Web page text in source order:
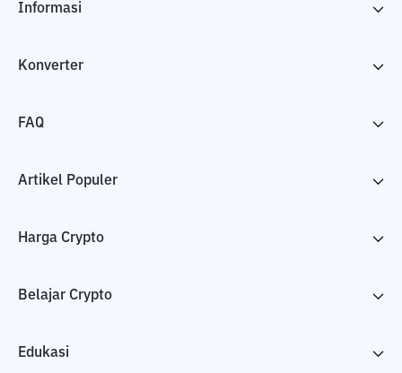
Informasi
Konverter
FAQ
Artikel Populer
Harga Crypto
Belajar Crypto
Edukasi